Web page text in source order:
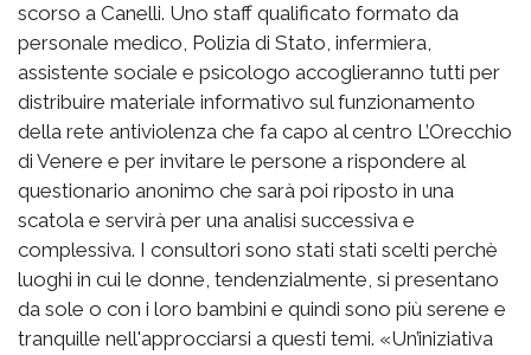
scorso a Canelli. Uno staff qualificato formato da
personale medico, Polizia di Stato, infermiera,
assistente sociale e psicologo accoglieranno tutti per
distribuire materiale informativo sul funzionamento
della rete antiviolenza che fa capo al centro L’Orecchio
di Venere e per invitare le persone a rispondere al
questionario anonimo che sarà poi riposto in una
scatola e servirà per una analisi successiva e
complessiva. I consultori sono stati stati scelti perchè
luoghi in cui le donne, tendenzialmente, si presentano
da sole o con i loro bambini e quindi sono più serene e
tranquille nell'approcciarsi a questi temi. «Un’iniziativa